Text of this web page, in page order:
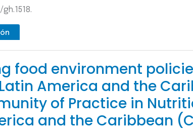
gh.1518.
food environment
America and the
of Practice in
and the Caribbean